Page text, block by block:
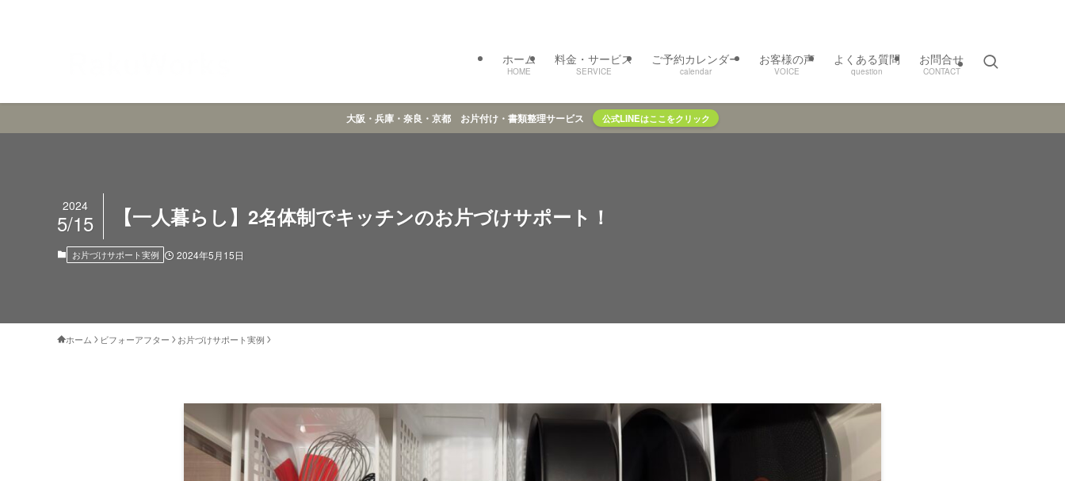
ホーム
HOME
料金・サービス
SERVICE
ご予約カレンダー
calendar
お客様の声
VOICE
よくある質問
question
お問合せ
CONTACT
大阪・兵庫・奈良・京都 お片付け・書類整理サービス 公式LINEはここをクリック
【一人暮らし】2名体制でキッチンのお片づけサポート！
2024
5/15
お片づけサポート実例 2024年5月15日
ホーム ビフォーアフター お片づけサポート実例